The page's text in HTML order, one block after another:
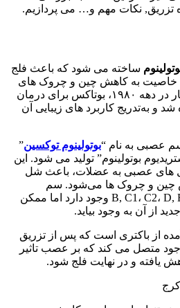
تزریق, نکات مهم و… می‌ پردازیم.
ساخته می‌ شود که باعث فلج
به کاهش چین و چروک‌ های
پوستی کمک می‌ کند. اولین بار در دهه ۱۹۸۰، بوتاکس برای درمان
و به‌تدریج کاربرد های زیبایی آن
بوتولینوم توکسین”
بوتولینوم” تولید می‌ شود. این
های عصبی به عضلات، باعث شل
چین و چروک‌ ها می‌شود. سم
بوتولینوم در هفت نوع B, C1، C2، D, E F, G وجود دارد اما ممکن
از آن به وجود بیاید.
از باکتری است که پس از تزریق
متصل می کند که بر عصب تاثیر
یافته و در نهایت فلج شود.